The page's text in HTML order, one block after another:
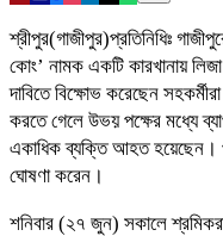
শ্রীপুর(গাজীপুর)প্রতিনিধিঃ
কোং’ নামক একটি কারখানায়
দাবিতে বিক্ষোভ করেছেন
করতে গেলে উভয় পক্ষের মধ্যে
একাধিক ব্যক্তি আহত হয়েছেন।
ঘোষণা করেন।
​শনিবার (২৭ জুন) সকালে